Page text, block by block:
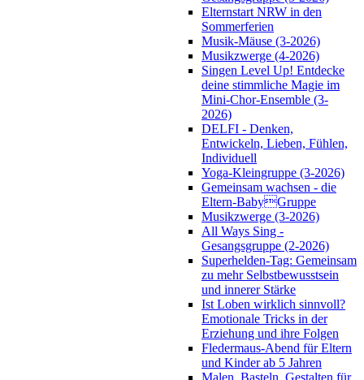
Elternstart NRW in den
Sommerferien
Musik-Mäuse (3-2026)
Musikzwerge (4-2026)
Singen Level Up! Entdecke
deine stimmliche Magie im
Mini-Chor-Ensemble (3-
2026)
DELFI - Denken,
Entwickeln, Lieben, Fühlen,
Individuell
Yoga-Kleingruppe (3-2026)
Gemeinsam wachsen - die
Eltern-BabyGruppe
Musikzwerge (3-2026)
All Ways Sing -
Gesangsgruppe (2-2026)
Superhelden-Tag: Gemeinsam
zu mehr Selbstbewusstsein
und innerer Stärke
Ist Loben wirklich sinnvoll?
Emotionale Tricks in der
Erziehung und ihre Folgen
Fledermaus-Abend für Eltern
und Kinder ab 5 Jahren
Malen, Basteln, Gestalten für